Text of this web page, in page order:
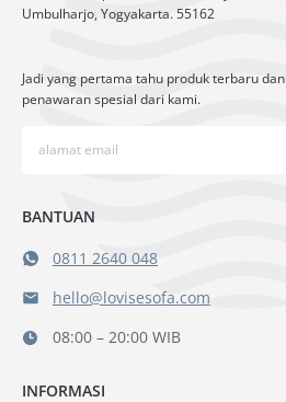
Umbulharjo, Yogyakarta. 55162
Jadi yang pertama tahu produk terbaru dan
penawaran spesial dari kami.
BANTUAN
0811 2640 048
hello@lovisesofa.com
08:00 – 20:00 WIB
INFORMASI